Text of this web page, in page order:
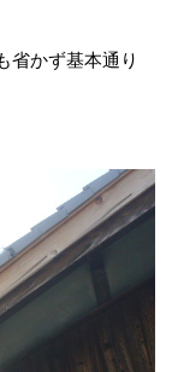
省かず基本通り